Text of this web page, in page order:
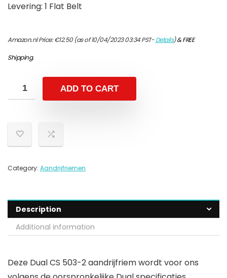
Levering: 1 Flat Belt
Amazon.nl Price:€12.50(as of 10/04/2023 03:34 PST-Details)&FREE
Shipping.
ADD TO CART
Category: Aandrijfriemen
Description
Additional information
Deze Dual CS 503-2 aandrijfriem wordt voor ons